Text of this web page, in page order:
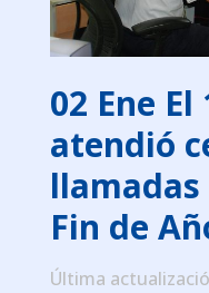
02 Ene El
atendió
llamadas
Fin de
Última